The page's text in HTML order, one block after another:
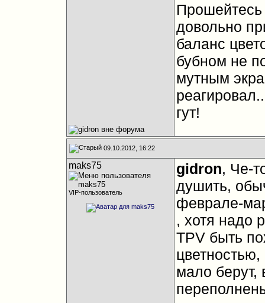
довольно
баланс
бубном не
мутным
гут!
09.10.2012, 16:22
maks75
VIP-пользователь
gidron, Че-
душить,
феврале-
, хотя надо
TPV быть
мало